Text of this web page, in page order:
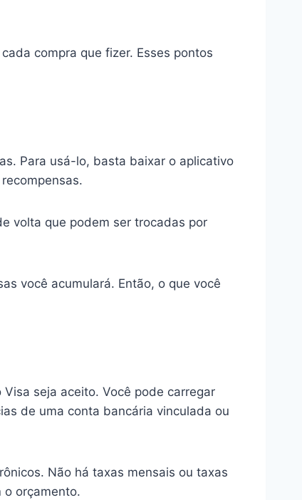
compra que fizer. Esses pontos
Para usá-lo, basta baixar o aplicativo
volta que podem ser trocadas por
você acumulará. Então, o que você
seja aceito. Você pode carregar
de uma conta bancária vinculada ou
Não há taxas mensais ou taxas
o orçamento.